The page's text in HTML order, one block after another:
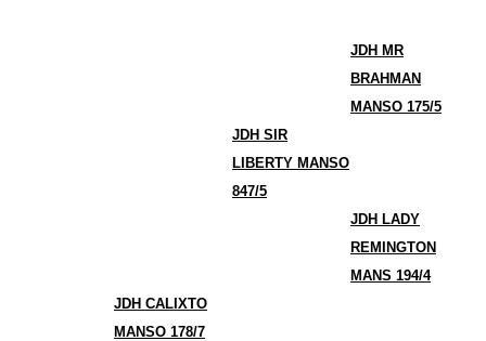
JDH MR
BRAHMAN
MANSO 175/5
JDH SIR
LIBERTY MANSO
847/5
JDH LADY
REMINGTON
MANS 194/4
JDH CALIXTO
MANSO 178/7